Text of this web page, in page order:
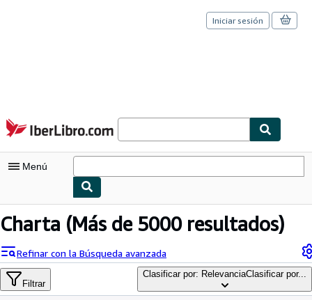
Pasar al contenido principal
IberLibro.com
Iniciar sesión
Menú
Mi cuenta
Cerrar sesión
Búsqueda avanzada
Charta (Más de 5000 resultados)
Refinar con la Búsqueda avanzada
Filtrar
Clasificar por: RelevanciaClasificar por...